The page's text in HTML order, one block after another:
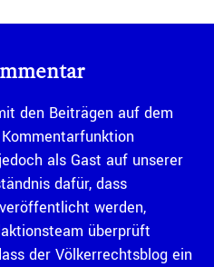
den Beiträgen auf dem
als Gast auf unserer
dafür, dass
werden,
überprüft
der Völkerrechtsblog ein